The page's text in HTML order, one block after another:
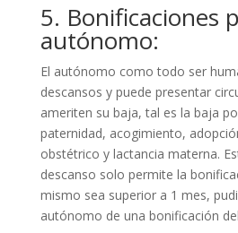
5. Bonificaciones
autónomo:
El autónomo como todo ser
descansos y puede presentar
ameriten su baja, tal es la baja
paternidad, acogimiento,
obstétrico y lactancia materna.
descanso solo permite la
mismo sea superior a 1 mes,
autónomo de una bonificación